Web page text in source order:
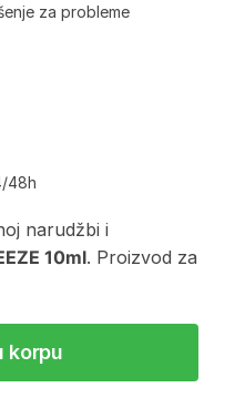
za probleme
48h
narudžbi i
10ml. Proizvod za
korpu